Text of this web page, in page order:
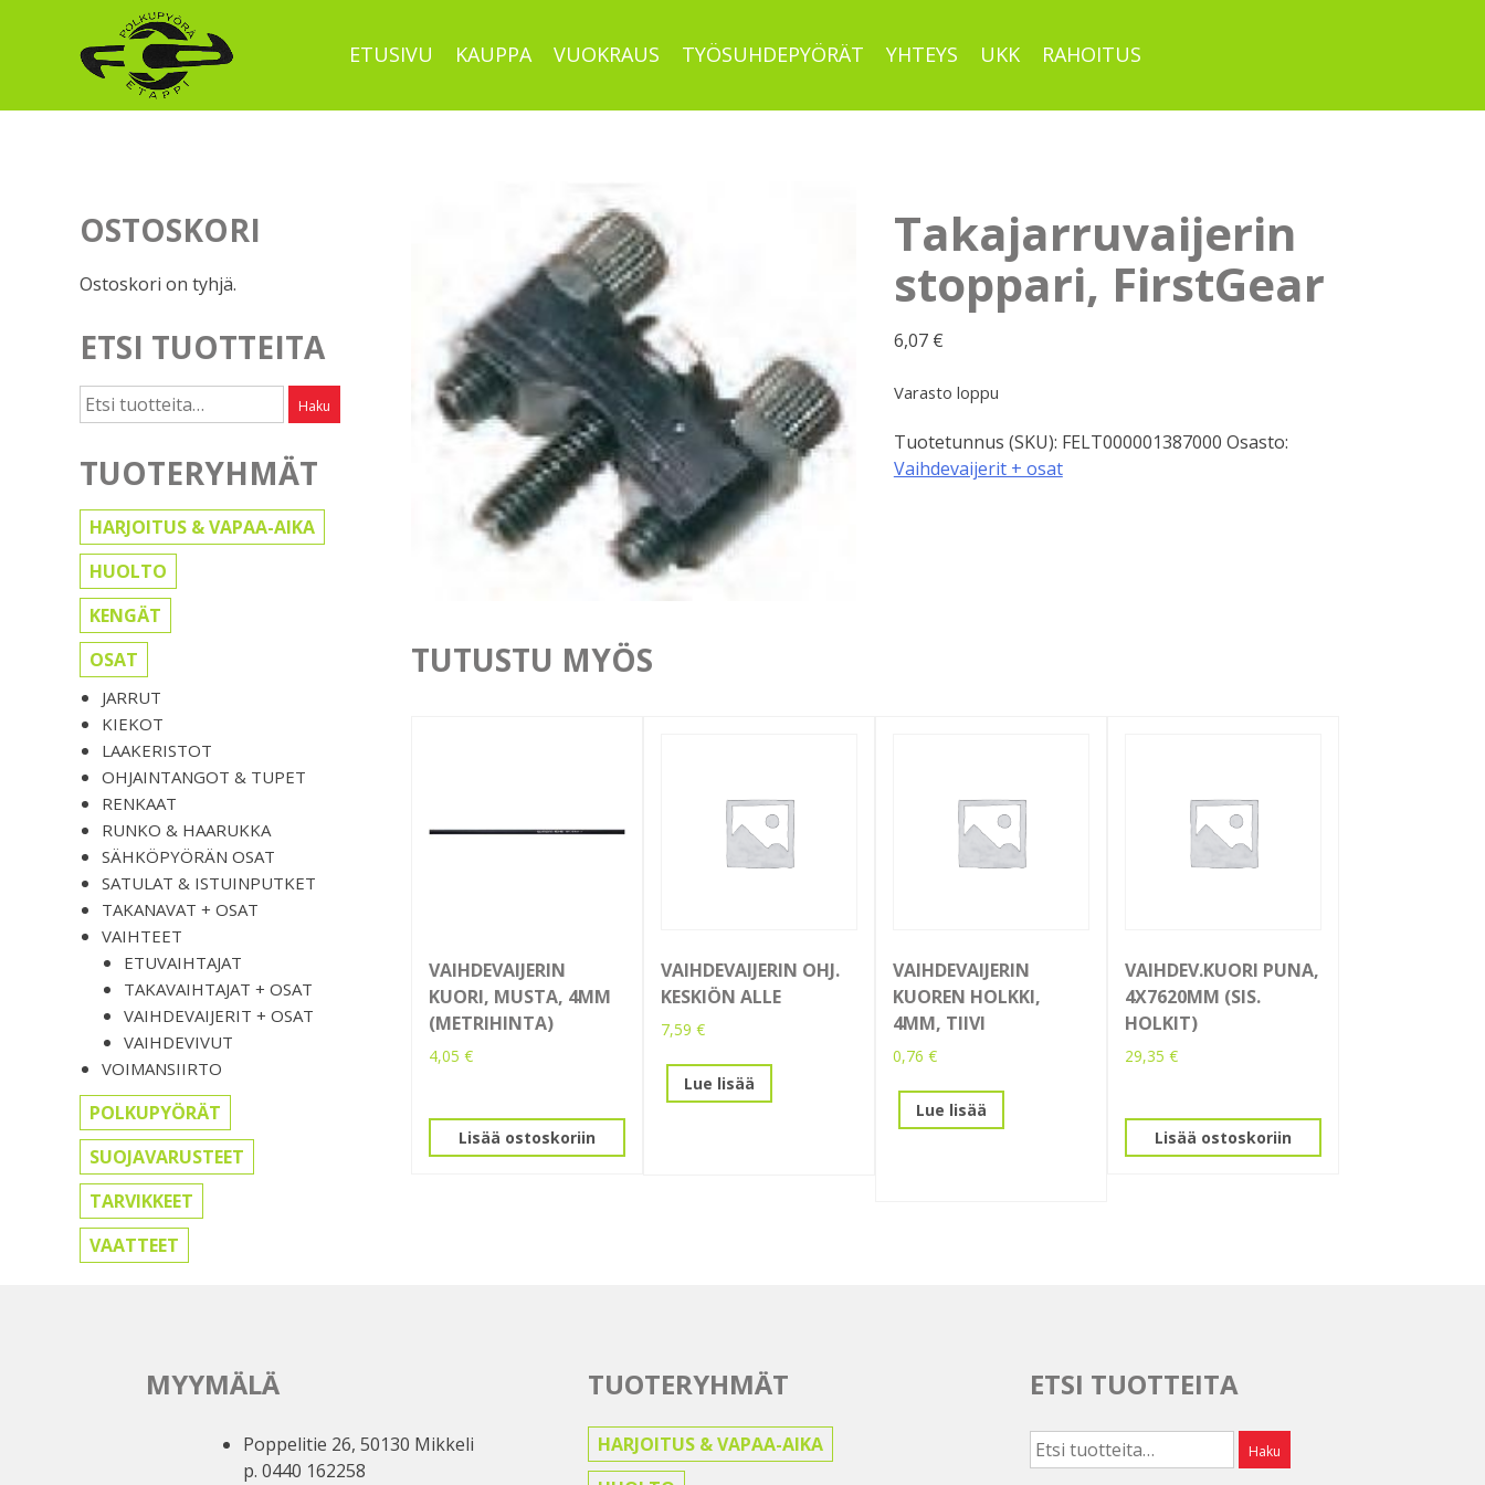
ETUSIVU KAUPPA VUOKRAUS TYÖSUHDEPYÖRÄT YHTEYS UKK RAHOITUS
OSTOSKORI
Ostoskori on tyhjä.
ETSI TUOTTEITA
Etsi: Haku
TUOTERYHMÄT
HARJOITUS & VAPAA-AIKA
HUOLTO
KENGÄT
OSAT
JARRUT
KIEKOT
LAAKERISTOT
OHJAINTANGOT & TUPET
RENKAAT
RUNKO & HAARUKKA
SÄHKÖPYÖRÄN OSAT
SATULAT & ISTUINPUTKET
TAKANAVAT + OSAT
VAIHTEET
ETUVAIHTAJAT
TAKAVAIHTAJAT + OSAT
VAIHDEVAIJERIT + OSAT
VAIHDEVIVUT
VOIMANSIIRTO
POLKUPYÖRÄT
SUOJAVARUSTEET
TARVIKKEET
VAATTEET
Takajarruvaijerin
stoppari, FirstGear
6,07 €
Varasto loppu
Tuotetunnus (SKU): FELT000001387000 Osasto:
Vaihdevaijerit + osat
TUTUSTU MYÖS
VAIHDEVAIJERIN
KUORI, MUSTA, 4MM
(METRIHINTA)
4,05 €
Lisää ostoskoriin
VAIHDEVAIJERIN OHJ.
KESKIÖN ALLE
7,59 €
Lue lisää
VAIHDEVAIJERIN
KUOREN HOLKKI,
4MM, TIIVI
0,76 €
Lue lisää
VAIHDEV.KUORI PUNA,
4X7620MM (SIS.
HOLKIT)
29,35 €
Lisää ostoskoriin
MYYMÄLÄ
Poppelitie 26, 50130 Mikkeli
p. 0440 162258
TUOTERYHMÄT
HARJOITUS & VAPAA-AIKA
ETSI TUOTTEITA
Etsi: Haku